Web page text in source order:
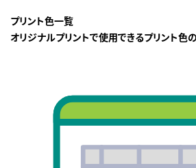
プリント色一覧
オリジナルプリントで使用できるプリント色